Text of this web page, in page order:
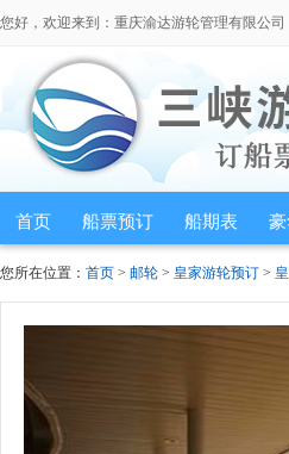
您好，欢迎来到：重庆渝达游轮管理有限公司
首页 船票预订 船期表
您所在位置： 首页 > 邮轮 > 皇家游轮预订 >